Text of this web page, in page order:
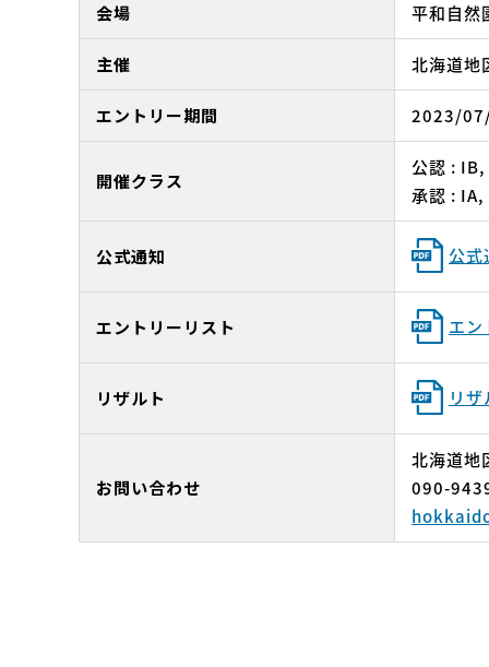
会場 平和自然
主催 北海道地
エントリー期間 2023/
開催クラス
公認 :
承認 : IA,
公式通知 公
エントリーリスト エ
リザルト リ
お問い合わせ
北海道
090-